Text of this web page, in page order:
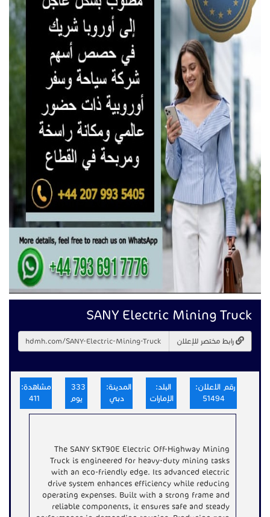
SANY Electric Mining Truck
رابط مختصر للإعلان
رقم الاعلان:
51494
البلد:
الإمارات
المدينة:
دبي
يوم
مشاهدة:
The SANY SKT90E Electric Off-Highway Mining
Truck is engineered for heavy-duty mining tasks
with an eco-friendly edge. Its advanced electric
drive system enhances efficiency while reducing
operating expenses. Built with a strong frame and
reliable components, it ensures safe and steady